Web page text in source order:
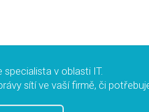
specialista v oblasti IT.
sítí ve vaší firmě, či